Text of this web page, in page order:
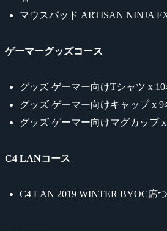
マウスパッド ARTISAN NINJA
ゲーマーグッズコース
グッズ ゲーマー向けTシャツ x 10
グッズ ゲーマー向けキャップ x 9
グッズ ゲーマー向けマグカップ x
C4 LANコース
C4 LAN 2019 WINTER BYOC席